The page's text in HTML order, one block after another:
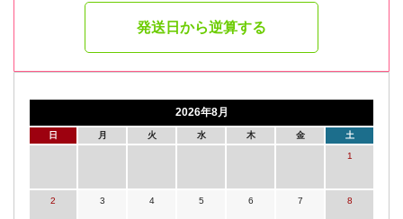
発送日から逆算する
2026年8月
日 月 火 水 木 金 土
1
2 3 4 5 6 7 8